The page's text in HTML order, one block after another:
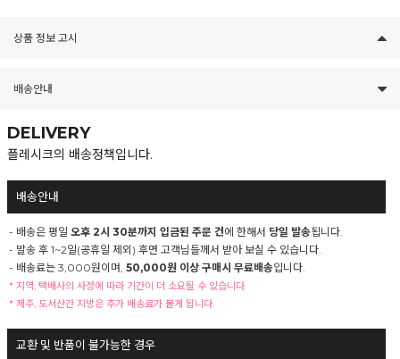
상품 정보 고시
배송안내
DELIVERY
플레시크의 배송정책입니다.
배송안내
- 배송은 평일 오후 2시 30분까지 입금된 주문 건에 한해서 당일 발송됩니다.
- 발송 후 1~2일(공휴일 제외) 후면 고객님들께서 받아 보실 수 있습니다.
- 배송료는 3,000원이며, 50,000원 이상 구매시 무료배송입니다.
* 지역, 택배사의 사정에 따라 기간이 더 소요될 수 있습니다.
* 제주, 도서산간 지방은 추가 배송료가 붙게 됩니다.
교환 및 반품이 불가능한 경우